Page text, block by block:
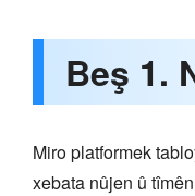
Beş 1.
Miro platformek
xebata nûjen û